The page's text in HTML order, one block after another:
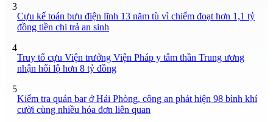
3
Cựu kế toán bưu điện lĩnh 13 năm tù vì chiếm đoạt hơn 1,1 tỷ
đồng tiền chi trả an sinh
4
Truy tố cựu Viện trưởng Viện Pháp y tâm thần Trung ương
nhận hối lộ hơn 8 tỷ đồng
5
Kiểm tra quán bar ở Hải Phòng, công an phát hiện 98 bình khí
cười cùng nhiều hóa đơn liên quan